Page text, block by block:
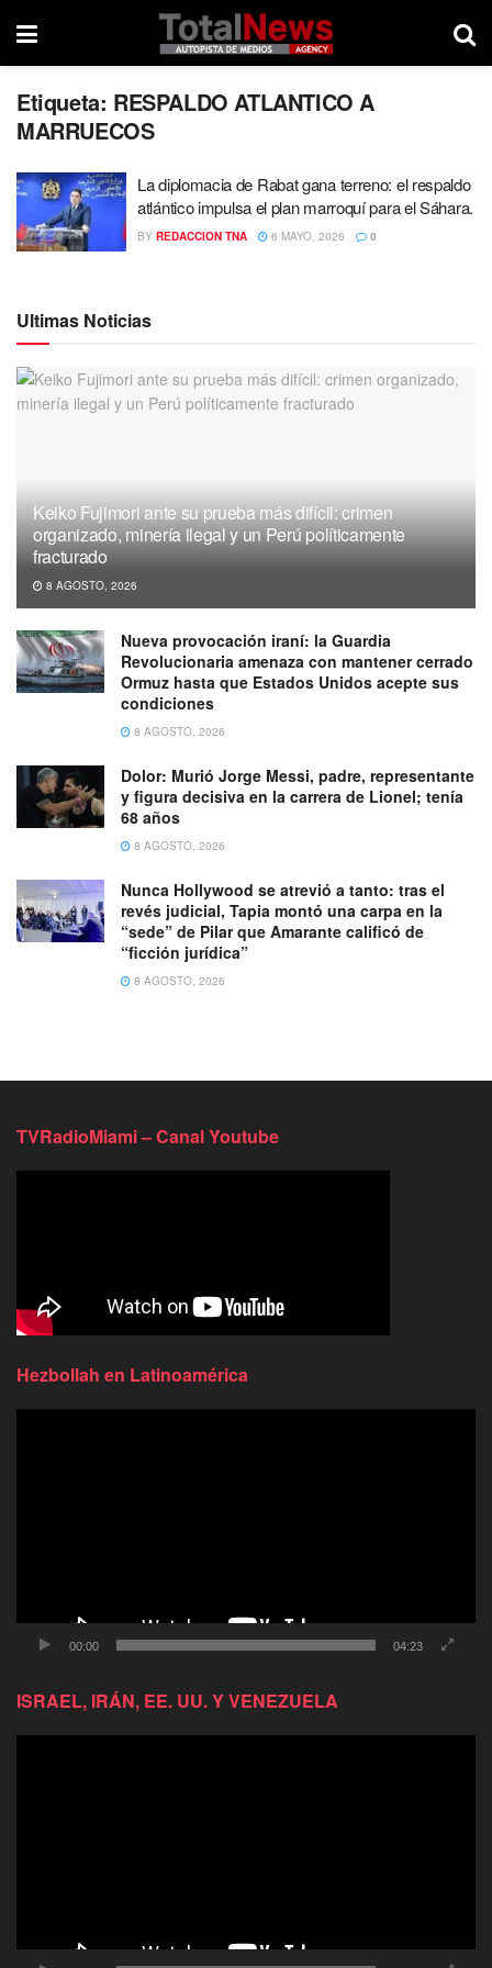
Etiqueta: RESPALDO ATLANTICO A
MARRUECOS
La diplomacia de Rabat gana terreno: el respaldo
atlántico impulsa el plan marroquí para el Sáhara.
BY REDACCION TNA 6 MAYO, 2026 0
Ultimas Noticias
Keiko Fujimori ante su prueba más difícil: crimen
organizado, minería ilegal y un Perú políticamente
fracturado
8 AGOSTO, 2026
Nueva provocación iraní: la Guardia
Revolucionaria amenaza con mantener cerrado
Ormuz hasta que Estados Unidos acepte sus
condiciones
8 AGOSTO, 2026
Dolor: Murió Jorge Messi, padre, representante
y figura decisiva en la carrera de Lionel; tenía
68 años
8 AGOSTO, 2026
Nunca Hollywood se atrevió a tanto: tras el
revés judicial, Tapia montó una carpa en la
“sede” de Pilar que Amarante calificó de
“ficción jurídica”
8 AGOSTO, 2026
TVRadioMiami – Canal Youtube
Hezbollah en Latinoamérica
00:00 04:23
ISRAEL, IRÁN, EE. UU. Y VENEZUELA